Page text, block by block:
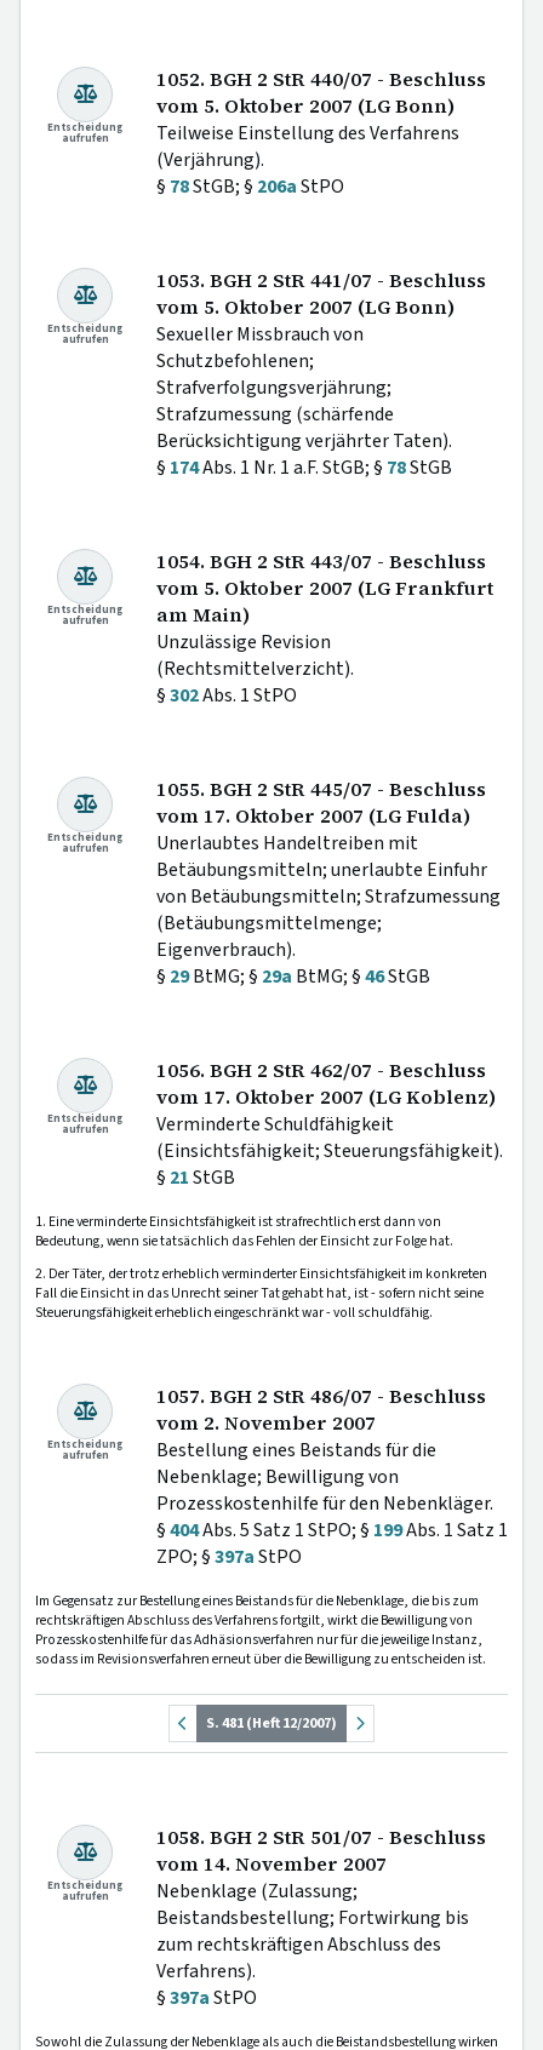
Entscheidung
aufrufen
1052. BGH 2 StR 440/07 - Beschluss
vom 5. Oktober 2007 (LG Bonn)
Teilweise Einstellung des Verfahrens
(Verjährung).
§ 78StGB; § 206aStPO
Entscheidung
aufrufen
1053. BGH 2 StR 441/07 - Beschluss
vom 5. Oktober 2007 (LG Bonn)
Sexueller Missbrauch von
Schutzbefohlenen;
Strafverfolgungsverjährung;
Strafzumessung (schärfende
Berücksichtigung verjährter Taten).
§ 174Abs. 1 Nr. 1 a.F. StGB; § 78StGB
Entscheidung
aufrufen
1054. BGH 2 StR 443/07 - Beschluss
vom 5. Oktober 2007 (LG Frankfurt
am Main)
Unzulässige Revision
(Rechtsmittelverzicht).
§302Abs. 1 StPO
Entscheidung
aufrufen
1055. BGH 2 StR 445/07 - Beschluss
vom 17. Oktober 2007 (LG Fulda)
Unerlaubtes Handeltreiben mit
Betäubungsmitteln; unerlaubte Einfuhr
von Betäubungsmitteln; Strafzumessung
(Betäubungsmittelmenge;
Eigenverbrauch).
§ 29BtMG; § 29a BtMG; §46StGB
Entscheidung
aufrufen
1056. BGH 2 StR 462/07 - Beschluss
vom 17. Oktober 2007 (LG Koblenz)
Verminderte Schuldfähigkeit
(Einsichtsfähigkeit; Steuerungsfähigkeit).
§ 21StGB
1. Eine verminderte Einsichtsfähigkeit ist strafrechtlich erst dann von
Bedeutung, wenn sie tatsächlich das Fehlen der Einsicht zur Folge hat.
2. Der Täter, der trotz erheblich verminderter Einsichtsfähigkeit im konkreten
Fall die Einsicht in das Unrecht seiner Tat gehabt hat, ist - sofern nicht seine
Steuerungsfähigkeit erheblich eingeschränkt war - voll schuldfähig.
Entscheidung
aufrufen
1057. BGH 2 StR 486/07 - Beschluss
vom 2. November 2007
Bestellung eines Beistands für die
Nebenklage; Bewilligung von
Prozesskostenhilfe für den Nebenkläger.
§404Abs. 5 Satz 1 StPO; § 199Abs. 1 Satz 1
ZPO; §397aStPO
Im Gegensatz zur Bestellung eines Beistands für die Nebenklage, die bis zum
rechtskräftigen Abschluss des Verfahrens fortgilt, wirkt die Bewilligung von
Prozesskostenhilfe für das Adhäsionsverfahren nur für die jeweilige Instanz,
sodass im Revisionsverfahren erneut über die Bewilligung zu entscheiden ist.
S. 481 (Heft 12/2007)
Entscheidung
aufrufen
1058. BGH 2 StR 501/07 - Beschluss
vom 14. November 2007
Nebenklage (Zulassung;
Beistandsbestellung; Fortwirkung bis
zum rechtskräftigen Abschluss des
Verfahrens).
§397aStPO
Sowohl die Zulassung der Nebenklage als auch die Beistandsbestellung wirken